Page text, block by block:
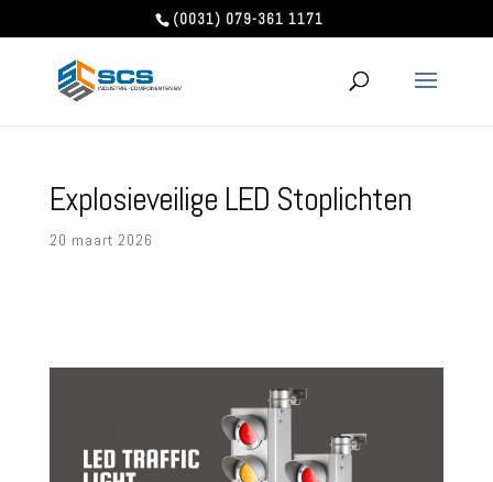
(0031) 079-361 1171
Explosieveilige LED Stoplichten
20 maart 2026